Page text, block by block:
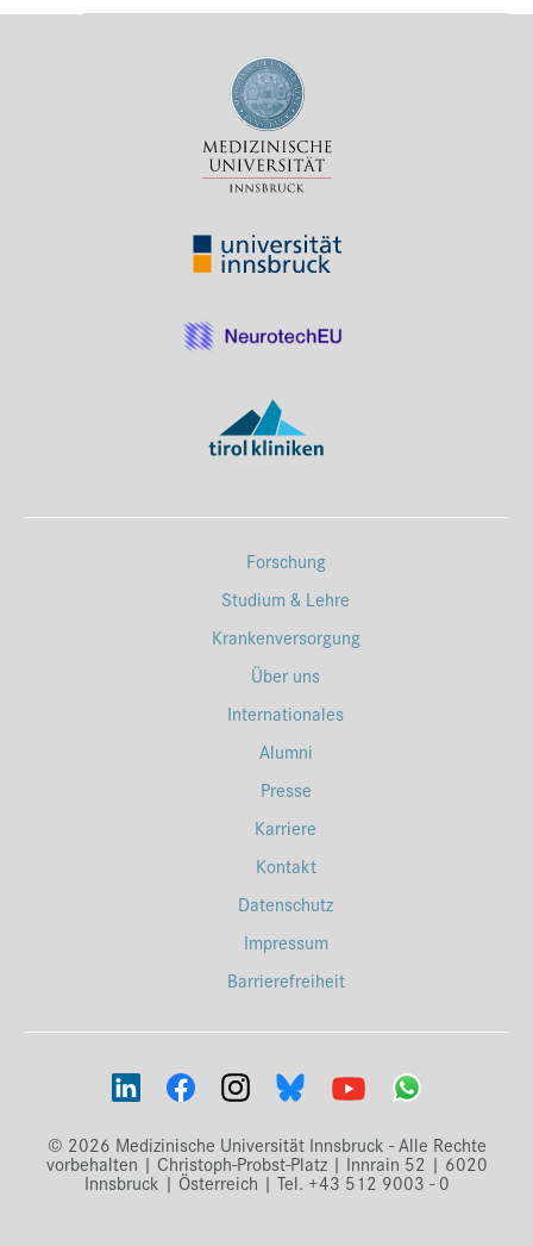
Forschung
Studium & Lehre
Krankenversorgung
Über uns
Internationales
Alumni
Presse
Karriere
Kontakt
Datenschutz
Impressum
Barrierefreiheit
© 2026 Medizinische Universität Innsbruck - Alle Rechte
vorbehalten | Christoph-Probst-Platz | Innrain 52 | 6020
Innsbruck | Österreich | Tel. +43 512 9003 - 0